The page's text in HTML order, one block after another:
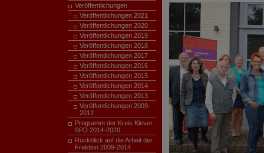
Veröffentlichungen
Veröffentlichungen 2021
Veröffentlichungen 2020
Veröffentlichungen 2019
Veröffentlichungen 2018
Veröffentlichungen 2017
Veröffentlichungen 2016
Veröffentlichungen 2015
Veröffentlichungen 2014
Veröffentlichungen 2013
Veröffentlichungen 2009-
2012
Programm der Kreis Klever
SPD 2014-2020
Rückblick auf die Arbeit der
Fraktion 2009-2014